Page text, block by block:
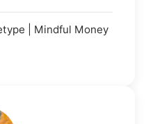
| Mindful Money